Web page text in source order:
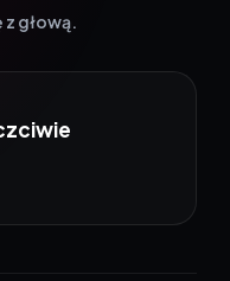
głową.